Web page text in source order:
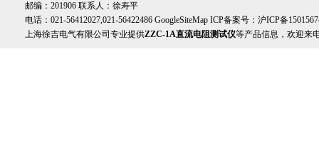
邮编：201906 联系人：徐寿平
电话：021-56412027,021-56422486 GoogleSiteMap ICP备案号： 沪ICP备
上海徐吉电气有限公司专业提供ZZC-1A直流电阻测试仪等产品信息，欢迎来